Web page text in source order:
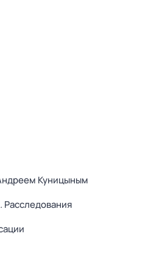
Куницыным
Расследования